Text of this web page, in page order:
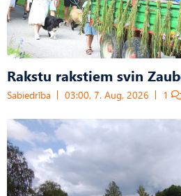
Rakstu rakstiem svin
Sabiedrība 03:00, 7. Aug, 2026 1